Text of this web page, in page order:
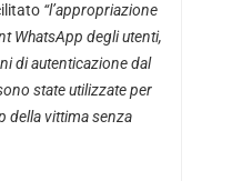
“l’appropriazione
WhatsApp degli utenti,
di autenticazione dal
state utilizzate per
della vittima senza